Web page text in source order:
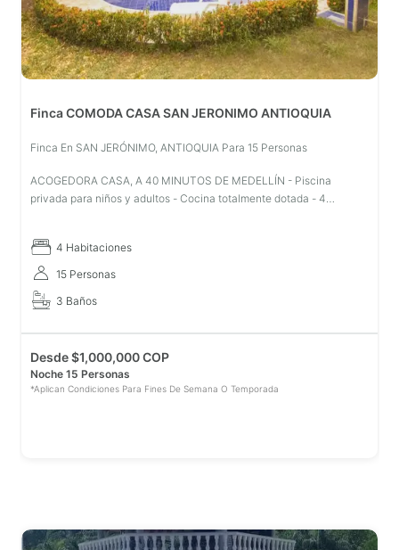
Finca COMODA CASA SAN JERONIMO ANTIOQUIA
Finca En SAN JERÓNIMO, ANTIOQUIA Para 15 Personas
ACOGEDORA CASA, A 40 MINUTOS DE MEDELLÍN - Piscina
privada para niños y adultos - Cocina totalmente dotada - 4
4 Habitaciones
15 Personas
3 Baños
Desde$1,000,000 COP
Noche 15 Personas
*Aplican Condiciones Para Fines De Semana O Temporada